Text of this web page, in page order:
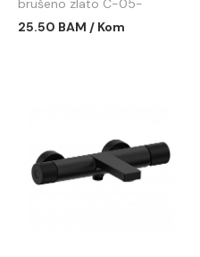
brušeno zlato C-05-
5160BTG
25.50 BAM / Kom